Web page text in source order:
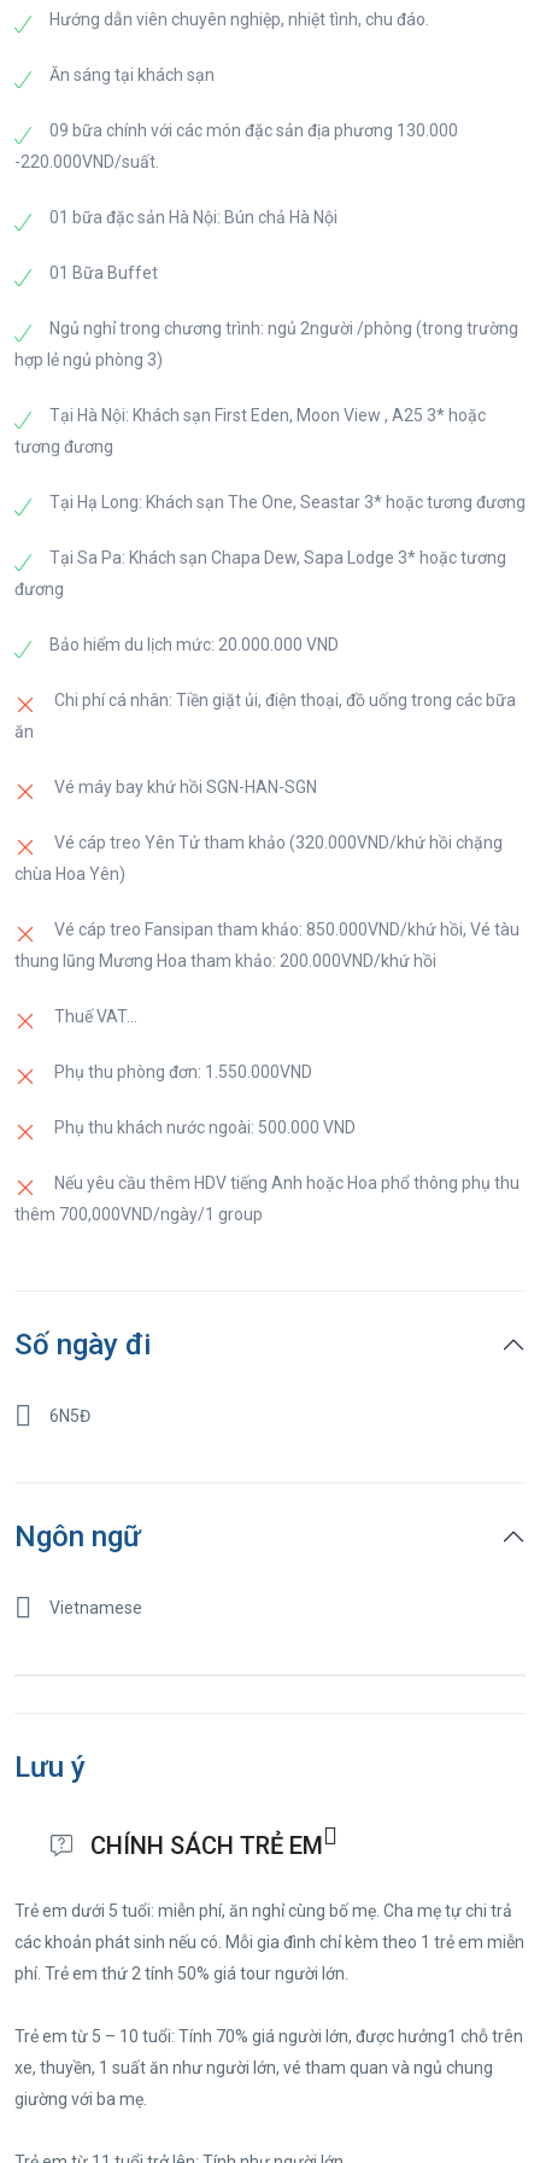
tích đặc biệt.
- Nhà Sàn giản dị nằm giữa thủ đô Hà Nội là nơi
hoạt động cách mạng của mình.
- Chùa Một Cột - ngôi chùa có kiến trúc độc đáo, chỉ
Chiểu…..
Trưa: Sau đó đoàn đi ăn trưa. Xe đưa đoàn lên khu
du lịch Sapa – nơi mà người Pháp xưa gọi là “kinh
tốc dài nhất Việt Nam 250km. Đến Lào Cai, Quý
khách dừng chân tham quan, chụp ảnh tại cột mốc
102 - cửa khẩu Quốc tế Lào Cai. Sau đó đoàn tiếp
Tối: Đến Sapa, quý khách dùng bữa tối và nhận
do thưởng thức: Thắng Cố, cơm lam, lợn cắp nách,
được 01 vé foot massage. Nghỉ đêm tại thị trấn
món quà ý nghĩa tại Sapa, Nghỉ đêm tại thị trấn
Hướng dẫn viên chuyên nghiệp, nhiệt tình, chu đáo.
Ăn sáng tại khách sạn
09 bữa chính với các món đặc sản địa phương 130.000
-220.000VND/suất.
01 bữa đặc sản Hà Nội: Bún chả Hà Nội
01 Bữa Buffet
Ngủ nghỉ trong chương trình: ngủ 2người /phòng (trong trường
hợp lẻ ngủ phòng 3)
Tại Hà Nội: Khách sạn First Eden, Moon View , A25 3* hoặc
tương đương
Tại Hạ Long: Khách sạn The One, Seastar 3* hoặc tương đương
Tại Sa Pa: Khách sạn Chapa Dew, Sapa Lodge 3* hoặc tương
đương
Bảo hiểm du lịch mức: 20.000.000 VND
Chi phí cá nhân: Tiền giặt ủi, điện thoại, đồ uống trong các bữa
ăn
Vé máy bay khứ hồi SGN-HAN-SGN
Vé cáp treo Yên Tử tham khảo (320.000VND/khứ hồi chặng
chùa Hoa Yên)
Vé cáp treo Fansipan tham khảo: 850.000VND/khứ hồi, Vé tàu
thung lũng Mương Hoa tham khảo: 200.000VND/khứ hồi
Thuế VAT...
Phụ thu phòng đơn: 1.550.000VND
Phụ thu khách nước ngoài: 500.000 VND
Nếu yêu cầu thêm HDV tiếng Anh hoặc Hoa phổ thông phụ thu
thêm 700,000VND/ngày/1 group
Số ngày đi
6N5Đ
Ngôn ngữ
Vietnamese
Lưu ý
CHÍNH SÁCH TRẺ EM
Trẻ em dưới 5 tuổi: miễn phí, ăn nghỉ cùng bố mẹ. Cha mẹ tự chi trả
các khoản phát sinh nếu có. Mỗi gia đình chỉ kèm theo 1 trẻ em miễn
phí. Trẻ em thứ 2 tính 50% giá tour người lớn.
Trẻ em từ 5 – 10 tuổi: Tính 70% giá người lớn, được hưởng1 chỗ trên
xe, thuyền, 1 suất ăn như người lớn, vé tham quan và ngủ chung
giường với ba mẹ.